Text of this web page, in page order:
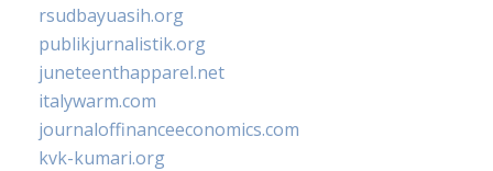
rsudbayuasih.org
publikjurnalistik.org
juneteenthapparel.net
italywarm.com
journaloffinanceeconomics.com
kvk-kumari.org